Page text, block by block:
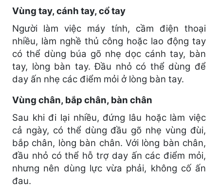
Vùng tay, cánh tay, cổ tay
Người làm việc máy tính, cầm điện thoại
nhiều, làm nghề thủ công hoặc lao động tay
có thể dùng búa gõ nhẹ dọc cánh tay, bàn
tay, lòng bàn tay. Đầu nhỏ có thể dùng để
day ấn nhẹ các điểm mỏi ở lòng bàn tay.
Vùng chân, bắp chân, bàn chân
Sau khi đi lại nhiều, đứng lâu hoặc làm việc
cả ngày, có thể dùng đầu gõ nhẹ vùng đùi,
bắp chân, lòng bàn chân. Với lòng bàn chân,
đầu nhỏ có thể hỗ trợ day ấn các điểm mỏi,
nhưng nên dùng lực vừa phải, không cố ấn
đau.